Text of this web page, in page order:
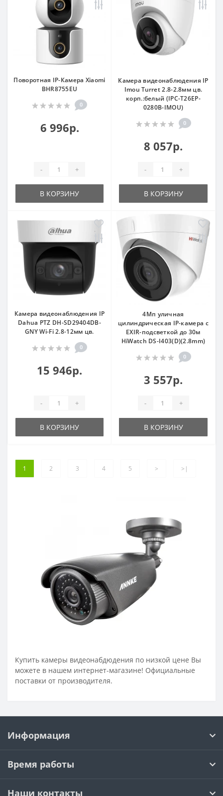
Поворотная IP-Камера Xiaomi
BHR8755EU
0
6 996р.
- +
В КОРЗИНУ
Камера видеонаблюдения IP
Imou Turret 2.8-2.8мм цв.
корп.:белый (IPC-T26EP-
0280B-IMOU)
0
8 057р.
- +
В КОРЗИНУ
Камера видеонаблюдения IP
Dahua PTZ DH-SD29404DB-
GNY Wi-Fi 2.8-12мм цв.
0
15 946р.
- +
В КОРЗИНУ
4Мп уличная
цилиндрическая IP-камера с
EXIR-подсветкой до 30м
HiWatch DS-I403(D)(2.8mm)
0
3 557р.
- +
В КОРЗИНУ
1 2 3 4 5 > >|
Купить камеры видеонабдюдения по низкой цене Вы
можете в нашем интернет-магазине! Официальные
поставки от производителя.
Информация
Время работы
Наши контакты